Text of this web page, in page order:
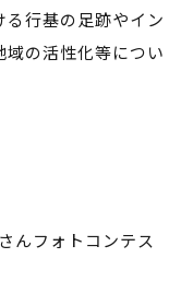
行基の足跡やイン
の活性化等につい
んフォトコンテス